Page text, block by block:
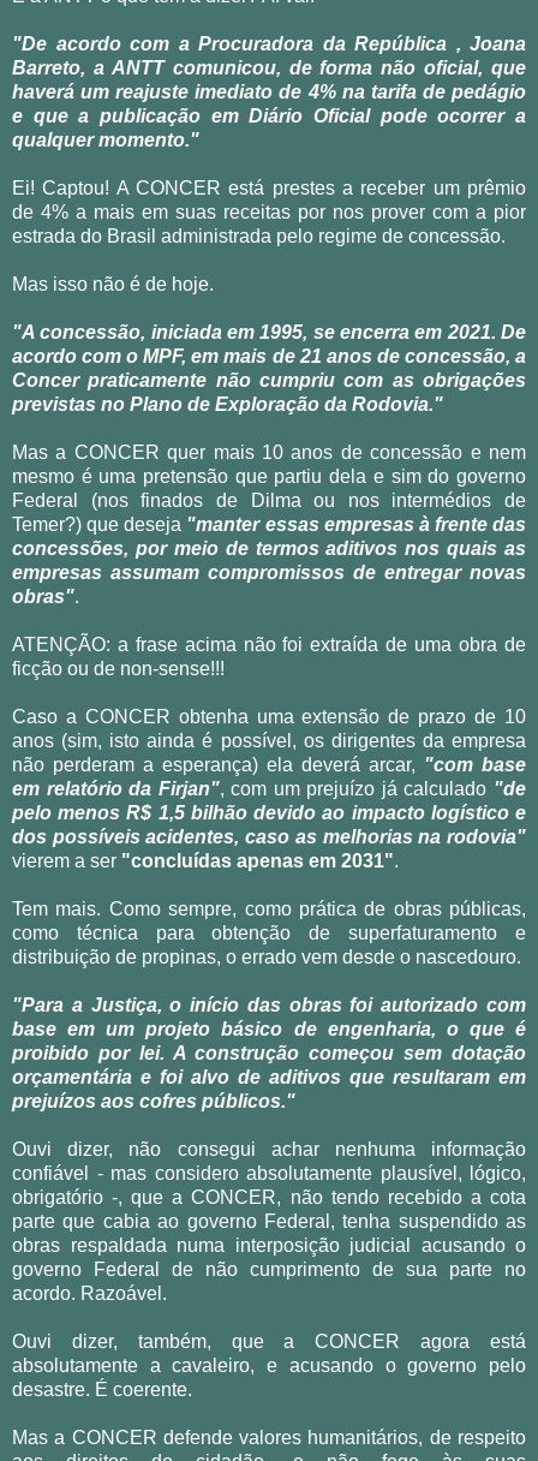
"De acordo com a Procuradora da República , Joana
Barreto, a ANTT comunicou, de forma não oficial, que
haverá um reajuste imediato de 4% na tarifa de pedágio
e que a publicação em Diário Oficial pode ocorrer a
qualquer momento."
Ei! Captou! A CONCER está prestes a receber um prêmio
de 4% a mais em suas receitas por nos prover com a pior
estrada do Brasil administrada pelo regime de concessão.
Mas isso não é de hoje.
"A concessão, iniciada em 1995, se encerra em 2021. De
acordo com o MPF, em mais de 21 anos de concessão, a
Concer praticamente não cumpriu com as obrigações
previstas no Plano de Exploração da Rodovia."
Mas a CONCER quer mais 10 anos de concessão e nem
mesmo é uma pretensão que partiu dela e sim do governo
Federal (nos finados de Dilma ou nos intermédios de
Temer?) que deseja "manter essas empresas à frente das
concessões, por meio de termos aditivos nos quais as
empresas assumam compromissos de entregar novas
obras".
ATENÇÃO: a frase acima não foi extraída de uma obra de
ficção ou de non-sense!!!
Caso a CONCER obtenha uma extensão de prazo de 10
anos (sim, isto ainda é possível, os dirigentes da empresa
não perderam a esperança) ela deverá arcar, "com base
em relatório da Firjan", com um prejuízo já calculado "de
pelo menos R$ 1,5 bilhão devido ao impacto logístico e
dos possíveis acidentes, caso as melhorias na rodovia"
vierem a ser "concluídas apenas em 2031".
Tem mais. Como sempre, como prática de obras públicas,
como técnica para obtenção de superfaturamento e
distribuição de propinas, o errado vem desde o nascedouro.
"Para a Justiça, o início das obras foi autorizado com
base em um projeto básico de engenharia, o que é
proibido por lei. A construção começou sem dotação
orçamentária e foi alvo de aditivos que resultaram em
prejuízos aos cofres públicos."
Ouvi dizer, não consegui achar nenhuma informação
confiável - mas considero absolutamente plausível, lógico,
obrigatório -, que a CONCER, não tendo recebido a cota
parte que cabia ao governo Federal, tenha suspendido as
obras respaldada numa interposição judicial acusando o
governo Federal de não cumprimento de sua parte no
acordo. Razoável.
Ouvi dizer, também, que a CONCER agora está
absolutamente a cavaleiro, e acusando o governo pelo
desastre. É coerente.
Mas a CONCER defende valores humanitários, de respeito